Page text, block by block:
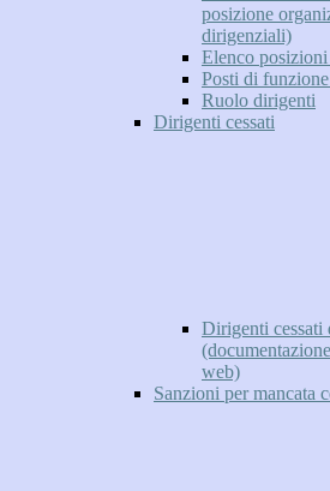
posizione
dirigenziali)
Elenco
Posti di
Ruolo dirigenti
Dirigenti cessati
Dirigenti cessati
web)
Sanzioni per mancata